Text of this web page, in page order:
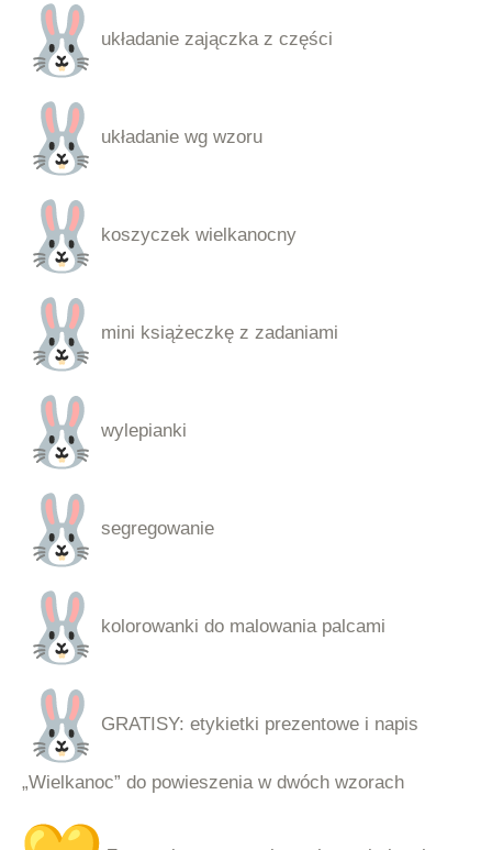
układanie zajączka z części
układanie wg wzoru
koszyczek wielkanocny
mini książeczkę z zadaniami
wylepianki
segregowanie
kolorowanki do malowania palcami
GRATISY: etykietki prezentowe i napis
„Wielkanoc” do powieszenia w dwóch wzorach